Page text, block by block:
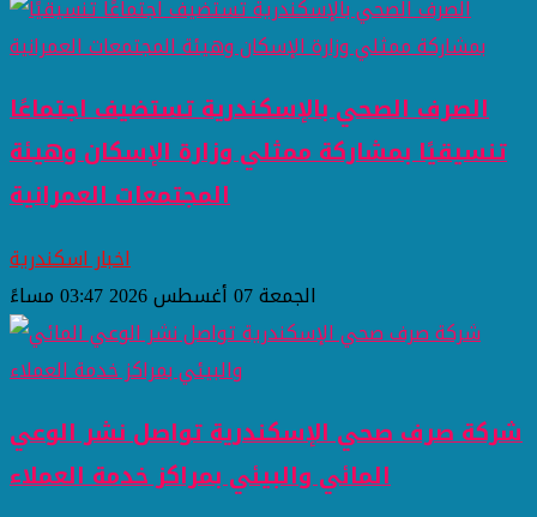
الصرف الصحي بالإسكندرية تستضيف اجتماعًا
تنسيقيًا بمشاركة ممثلي وزارة الإسكان وهيئة
المجتمعات العمرانية
اخبار اسكندرية
الجمعة 07 أغسطس 2026 03:47 مساءً
شركة صرف صحي الإسكندرية تواصل نشر الوعي
المائي والبيئي بمراكز خدمة العملاء